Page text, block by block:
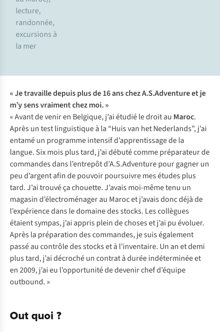
lecture,
randonnée,
excursions à
la mer
« Je travaille depuis plus de 16 ans chez A.S.Adventure et je
m’y sens vraiment chez moi. »
« Avant de venir en Belgique, j’ai étudié le droit au Maroc.
Après un test linguistique à la “Huis van het Nederlands”, j’ai
entamé un programme intensif d’apprentissage de la
langue. Six mois plus tard, j’ai débuté comme préparateur de
commandes dans l’entrepôt d’A.S.Adventure pour gagner un
peu d’argent afin de pouvoir poursuivre mes études plus
tard. J’ai trouvé ça chouette. J’avais moi-même tenu un
magasin d’électroménager au Maroc et j’avais donc déjà de
l’expérience dans le domaine des stocks. Les collègues
étaient sympas, j’ai appris plein de choses et j’ai pu évoluer.
Après la préparation des commandes, je suis également
passé au contrôle des stocks et à l’inventaire. Un an et demi
plus tard, j’ai décroché un contrat à durée indéterminée et
en 2009, j’ai eu l’opportunité de devenir chef d’équipe
outbound. »
Out quoi ?